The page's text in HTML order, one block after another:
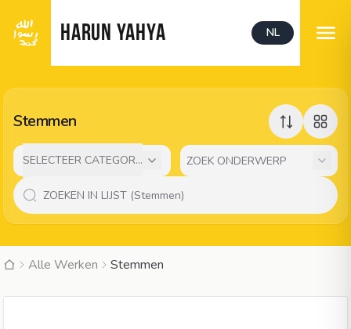
HARUN YAHYA NL
Stemmen
SELECTEER CATEGORIE
Alle Werken Stemmen